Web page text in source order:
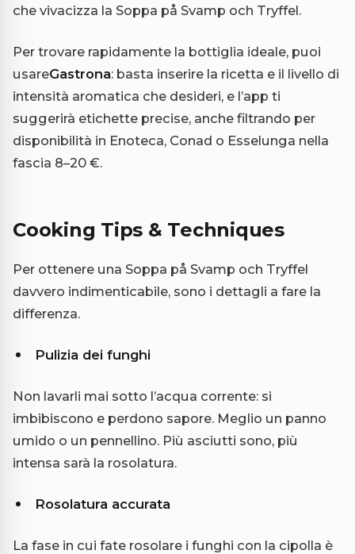
che vivacizza la Soppa på Svamp och Tryffel.
Per trovare rapidamente la bottiglia ideale, puoi
usareGastrona: basta inserire la ricetta e il livello di
intensità aromatica che desideri, e l’app ti
suggerirà etichette precise, anche filtrando per
disponibilità in Enoteca, Conad o Esselunga nella
fascia 8–20 €.
Cooking Tips & Techniques
Per ottenere una Soppa på Svamp och Tryffel
davvero indimenticabile, sono i dettagli a fare la
differenza.
Pulizia dei funghi
Non lavarli mai sotto l’acqua corrente: si
imbibiscono e perdono sapore. Meglio un panno
umido o un pennellino. Più asciutti sono, più
intensa sarà la rosolatura.
Rosolatura accurata
La fase in cui fate rosolare i funghi con la cipolla è